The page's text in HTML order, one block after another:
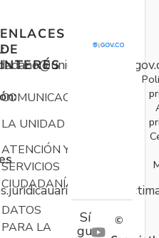
ENLACES
DE
INTERÉS
COMUNICACIONES
LA UNIDAD
ATENCIÓN Y
SERVICIOS
CIUDADANÍA
DATOS
PARA LA
Sí
gu
©